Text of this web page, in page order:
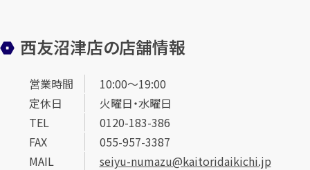
西友沼津店の店舗情報
営業時間
10:00～19:00
定休日
火曜日・水曜日
TEL
0120-183-386
FAX
055-957-3387
MAIL
seiyu-numazu@kaitoridaikichi.jp